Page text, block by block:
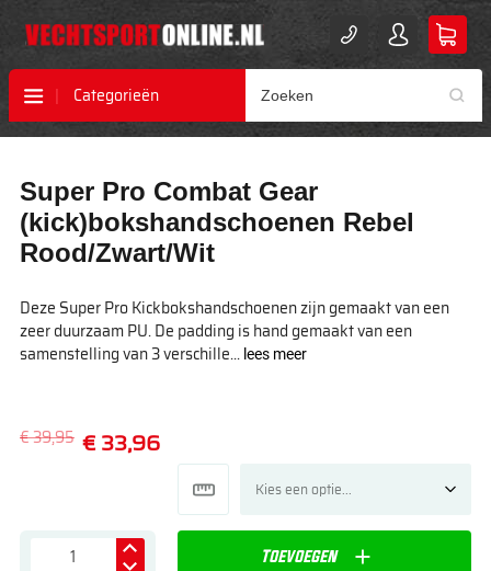
Categorieën
naar
het
einde
van
afbeeldingen-
gallerij
naar
het
begin
van
afbeeldingen-
gallerij
Super Pro Combat Gear
(kick)bokshandschoenen Rebel
Rood/Zwart/Wit
Deze Super Pro Kickbokshandschoenen zijn gemaakt van een
zeer duurzaam PU. De padding is hand gemaakt van een
samenstelling van 3 verschille... lees meer
€ 33,96
€ 39,95
Toevoegen